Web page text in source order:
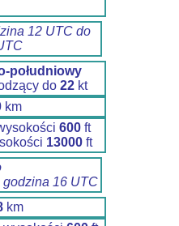
12 UTC do
południowy
do 22kt
km
600ft
13000 ft
16 UTC
km